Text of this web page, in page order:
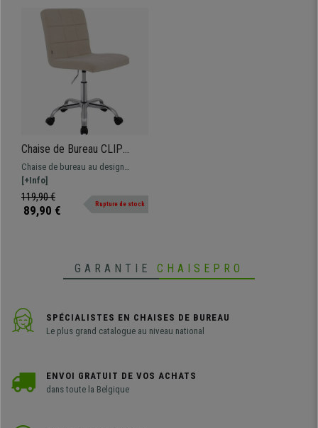
Chaise de Bureau CLIP
TISSU, Piétement
Métallique, Design Moderne,
En Tissu, Crème
Chaise de bureau au design
moderne et élégant. Assise et
dossier généreusement
rembourrés, idéale pour le bureau
[+Info]
119,90 €
89,90 € Rupture de stock
GARANTIE CHAISEPRO
SPÉCIALISTES EN CHAISES DE BUREAU
Le plus grand catalogue au niveau national
ENVOI GRATUIT DE VOS ACHATS
dans toute la Belgique